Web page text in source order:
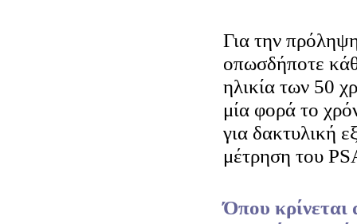
Για την
οπωσδήποτε
ηλικία των 50
μία φορά το
για δακτυλική
μέτρηση του
Όπου κρίνεται